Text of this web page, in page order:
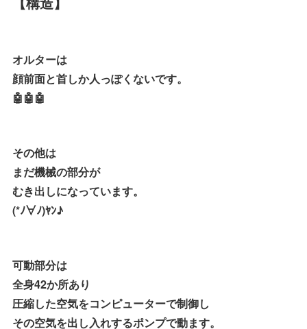
オルターは
顔前面と首しか人っぽくないです。
🤖🤖🤖
その他は
まだ機械の部分が
むき出しになっています。
(*ﾉ∀ﾉ)ﾔﾝ♪
可動部分は
全身42か所あり
圧縮した空気をコンピューターで制御し
その空気を出し入れするポンプで動ます。